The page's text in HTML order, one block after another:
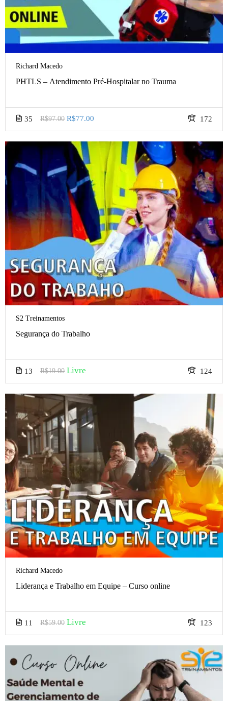
Richard Macedo
PHTLS – Atendimento Pré-Hospitalar no Trauma
35 172
R$97.00 R$77.00
S2 Treinamentos
Segurança do Trabalho
13 124
R$19.00 Livre
Richard Macedo
Liderança e Trabalho em Equipe – Curso online
11 123
R$59.00 Livre